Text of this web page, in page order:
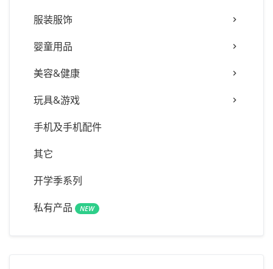
服装服饰
婴童用品
美容&健康
玩具&游戏
手机及手机配件
其它
开学季系列
私有产品
NEW